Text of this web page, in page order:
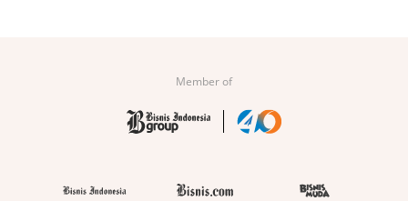
Member of